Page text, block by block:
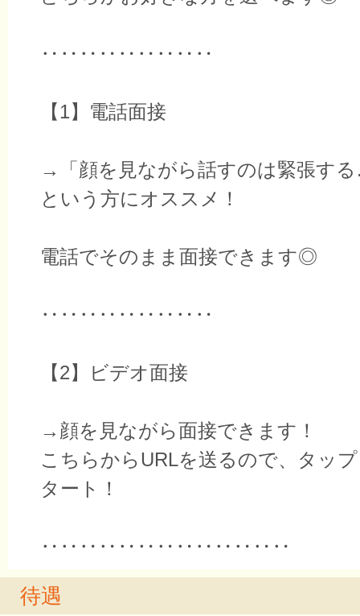
‥‥‥‥‥‥‥‥‥
【1】電話面接
→「顔を見ながら話すのは緊張す
という方にオススメ！
電話でそのまま面接できます◎
‥‥‥‥‥‥‥‥‥
【2】ビデオ面接
→顔を見ながら面接できます！
こちらからURLを送るので、タッ
タート！
‥‥‥‥‥‥‥‥‥‥‥‥‥
待遇